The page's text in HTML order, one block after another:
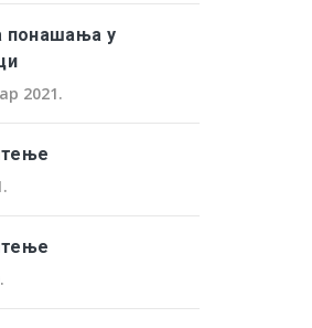
понашања у
2021.